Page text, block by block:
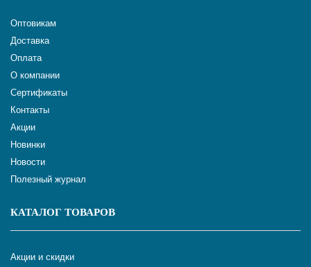
Оптовикам
Доставка
Оплата
О компании
Сертификаты
Контакты
Акции
Новинки
Новости
Полезный журнал
КАТАЛОГ ТОВАРОВ
Акции и скидки